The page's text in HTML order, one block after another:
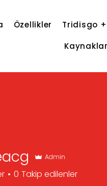
Özellikler Tridisgo +
Kaynaklar
Admin
0 Takip edilenler